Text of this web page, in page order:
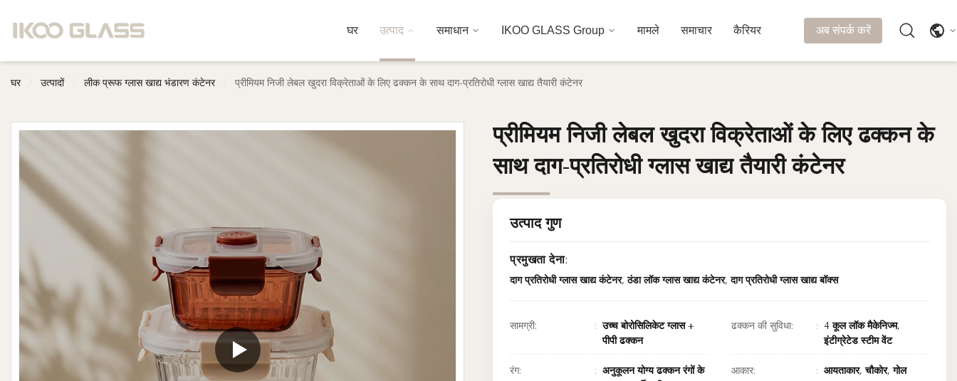
घर उत्पाद समाधान IKOO GLASS Group मामले समाचार कैरियर अब संपर्क करें
घर उत्पादों लीक प्रूफ ग्लास खाद्य भंडारण कंटेनर प्रीमियम निजी लेबल खुदरा विक्रेताओं के लिए ढक्कन के साथ दाग-प्रतिरोधी ग्लास खाद्य तैयारी कंटेनर
प्रीमियम निजी लेबल खुदरा विक्रेताओं के लिए ढक्कन के
साथ दाग-प्रतिरोधी ग्लास खाद्य तैयारी कंटेनर
प्रीमियम निजी लेबल खुदरा विक्रेताओं के लिए ढक्कन के
साथ दाग-प्रतिरोधी ग्लास खाद्य तैयारी कंटेनर
उत्पाद गुण
प्रमुखता देना:
दाग प्रतिरोधी ग्लास खाद्य कंटेनर, ठंडा लॉक ग्लास खाद्य कंटेनर, दाग प्रतिरोधी ग्लास खाद्य बॉक्स
सामग्री:
उच्च बोरोसिलिकेट ग्लास +
पीपी ढक्कन
ढक्कन की सुविधा:
4 कूल लॉक मैकेनिज्म,
इंटीग्रेटेड स्टीम वेंट
रंग:
अनुकूलन योग्य ढक्कन रंगों के
आकार: आयताकार, चौकोर, गोल